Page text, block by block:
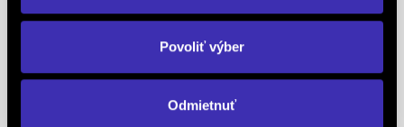
Povoliť výber
Odmietnuť
jediný koncesionár značkyPEUGEOTv celej
Európe získal už 5x prestížne ocenenie Peugeot
nárast predaja a trhového podielu v Českej a